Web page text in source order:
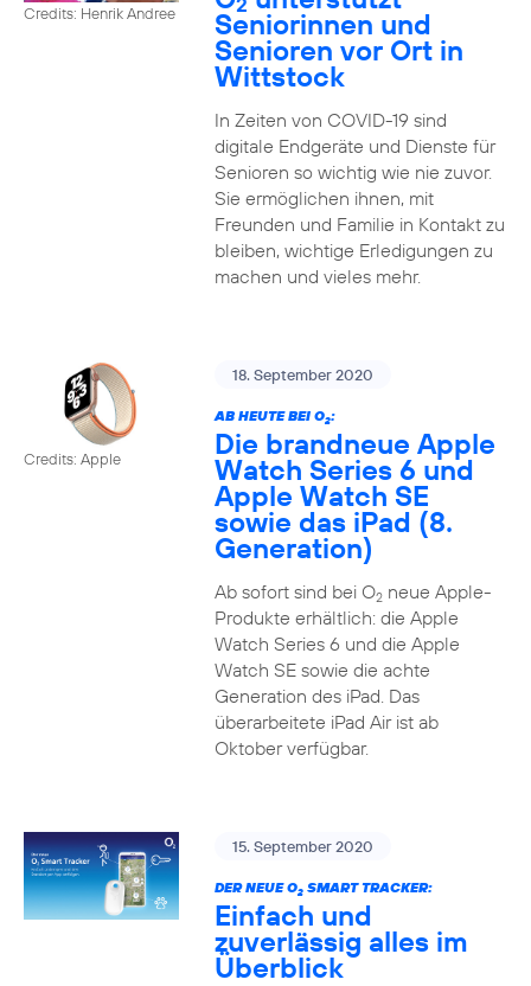
Credits: Henrik Andree Seniorinnen und
Senioren vor Ort in
Wittstock
In Zeiten von COVID-19 sind
digitale Endgeräte und Dienste für
Senioren so wichtig wie nie zuvor.
Sie ermöglichen ihnen, mit
Freunden und Familie in Kontakt zu
bleiben, wichtige Erledigungen zu
machen und vieles mehr.
Credits: Apple
18. September 2020
AB HEUTE BEI O2:
Die brandneue Apple
Watch Series 6 und
Apple Watch SE
sowie das iPad (8.
Generation)
Ab sofort sind bei O2neue Apple-
Produkte erhältlich: die Apple
Watch Series 6 und die Apple
Watch SE sowie die achte
Generation des iPad. Das
überarbeitete iPad Air ist ab
Oktober verfügbar.
15. September 2020
DER NEUE O2SMART TRACKER:
Einfach und
zuverlässig alles im
Überblick